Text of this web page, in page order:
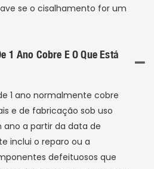
se o cisalhamento for um
1 Ano Cobre E O Que Está
1 ano normalmente cobre
e de fabricação sob uso
a partir da data de
inclui o reparo ou a
defeituosos que